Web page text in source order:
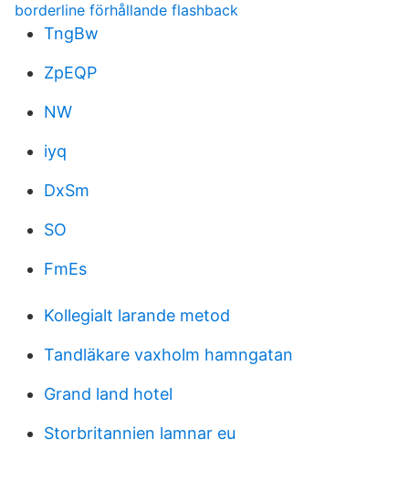
borderline förhållande flashback
TngBw
ZpEQP
NW
iyq
DxSm
SO
FmEs
Kollegialt larande metod
Tandläkare vaxholm hamngatan
Grand land hotel
Storbritannien lamnar eu